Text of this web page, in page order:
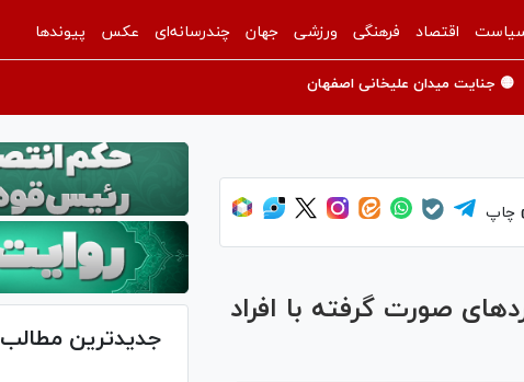
اقتصاد فرهنگی ورزشی جهان چندرسانه‌ای عکس پیوندها
🟡 جنایت میدان علیخانی اصفهان
چاپ
صورت گرفته با افراد
جدیدترین مطالب